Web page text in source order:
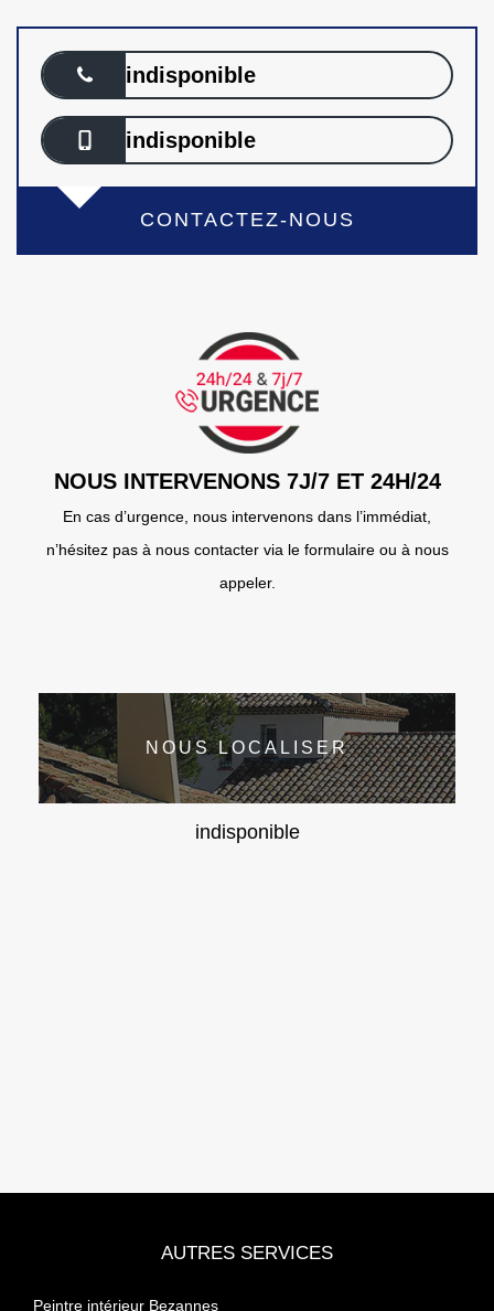
indisponible
indisponible
CONTACTEZ-NOUS
NOUS INTERVENONS 7J/7 ET 24H/24
En cas d’urgence, nous intervenons dans l’immédiat,
n’hésitez pas à nous contacter via le formulaire ou à nous
appeler.
NOUS LOCALISER
indisponible
AUTRES SERVICES
Peintre intérieur Bezannes